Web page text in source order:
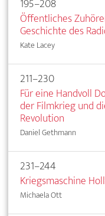
Öffentliches
Geschichte des
Kate Lacey
211–230
Für eine Handvoll
der Filmkrieg und
Revolution
Daniel Gethmann
231–244
Kriegsmaschine
Michaela Ott